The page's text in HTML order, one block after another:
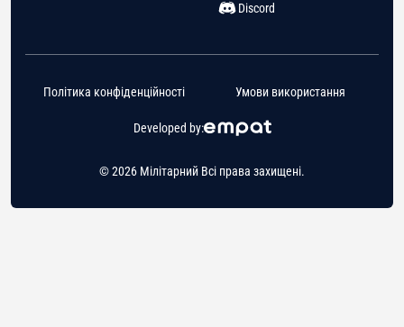
Discord
© 2026 Мілітарний Всі права захищені.
Developed by:
Політика конфіденційності Умови використання